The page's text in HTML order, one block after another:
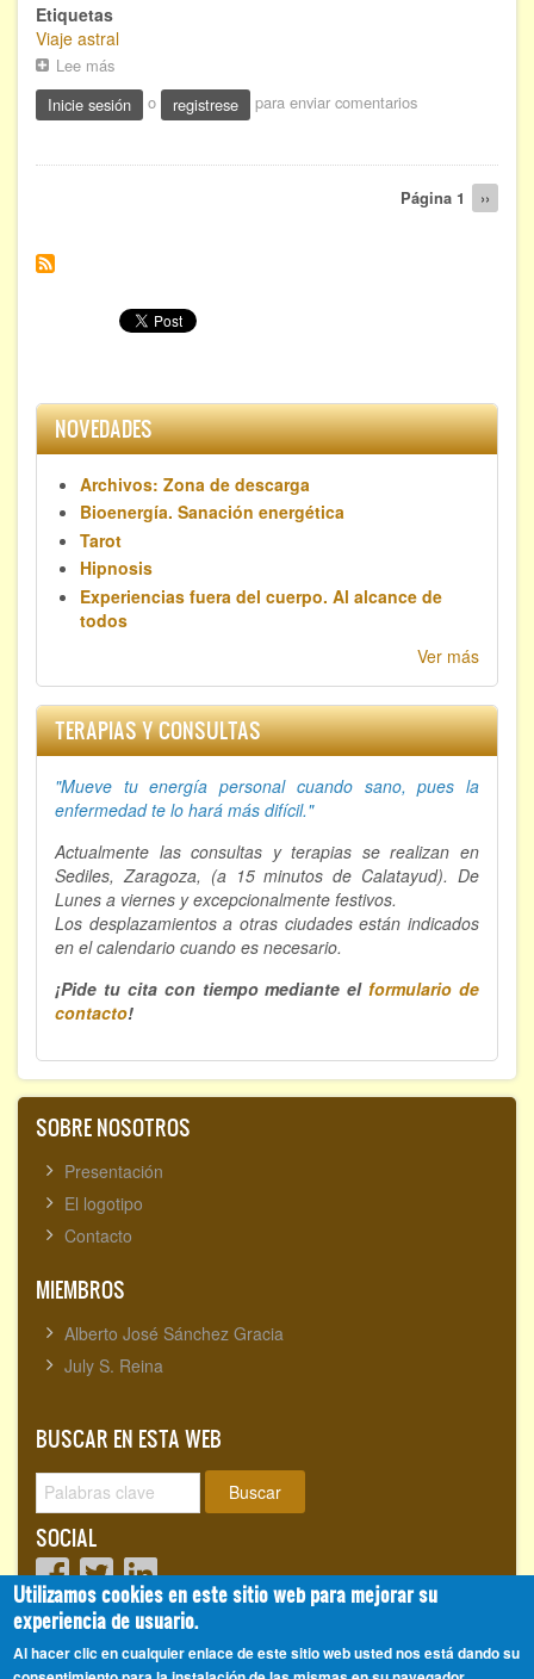
Etiquetas
Viaje astral
Lee más
El
Alma
Inicie sesión o registrese para enviar comentarios
Página 1
página
››
NOVEDADES
Archivos: Zona de descarga
Bioenergía. Sanación energética
Tarot
Hipnosis
Experiencias fuera del cuerpo. Al alcance de
todos
Ver más
TERAPIAS Y CONSULTAS
"Mueve tu energía personal cuando sano, pues la
enfermedad te lo hará más difícil."
Actualmente las consultas y terapias se realizan en
Sediles, Zaragoza, (a 15 minutos de Calatayud). De
Lunes a viernes y excepcionalmente festivos.
Los desplazamientos a otras ciudades están indicados
en el calendario cuando es necesario.
¡Pide tu cita con tiempo mediante elformulario de
contacto!
SOBRE NOSOTROS
Presentación
El logotipo
Contacto
MIEMBROS
Alberto José Sánchez Gracia
July S. Reina
BUSCAR EN ESTA WEB
Buscar
SOCIAL
Visitantes totales:1720153
Utilizamos cookies en este sitio web para mejorar su
experiencia de usuario.
Al hacer clic en cualquier enlace de este sitio web usted nos está dando su